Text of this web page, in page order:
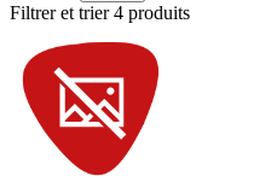
Filtrer et trier 4 produits